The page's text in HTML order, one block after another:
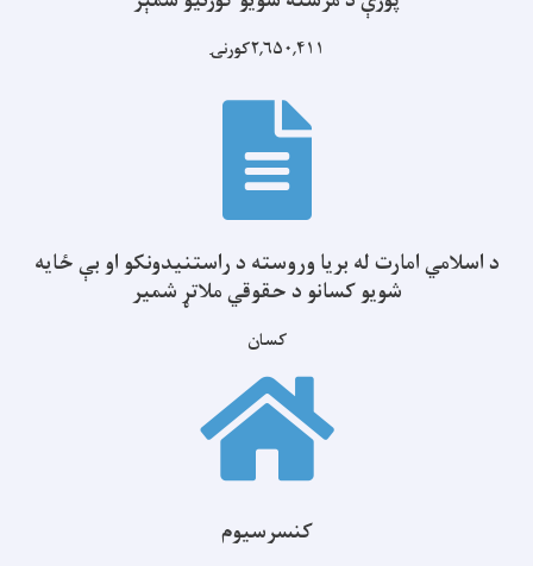
۲,۶۵۰,۴۱۱کورنۍ
د اسلامي امارت له بریا وروسته د راستنیدونکو او بې ځایه
شویو کسانو د حقوقي ملاتړ شمیر
کسان
کنسرسیوم